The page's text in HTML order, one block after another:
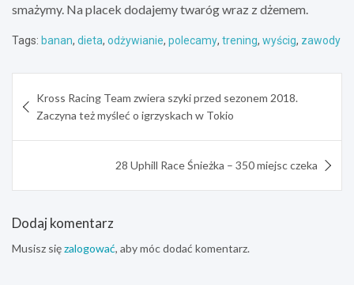
smażymy. Na placek dodajemy twaróg wraz z dżemem.
Tags: banan, dieta, odżywianie, polecamy, trening, wyścig, zawody
wpisu
Kross Racing Team zwiera szyki przed sezonem 2018.
Zaczyna też myśleć o igrzyskach w Tokio
28 Uphill Race Śnieżka – 350 miejsc czeka
Dodaj komentarz
Musisz sięzalogować, aby móc dodać komentarz.